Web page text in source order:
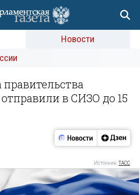
Новости
в СИЗО до 15
Источник:ТАСС